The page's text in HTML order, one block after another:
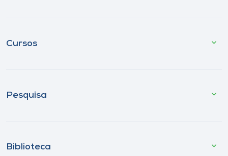
Cursos
Pesquisa
Biblioteca